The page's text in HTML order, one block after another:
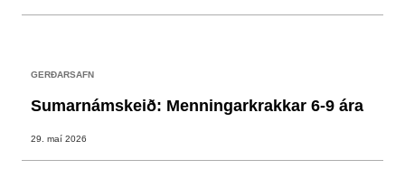
GERÐARSAFN
Sumarnámskeið: Menningarkrakkar 6-9 ára
29. maí 2026